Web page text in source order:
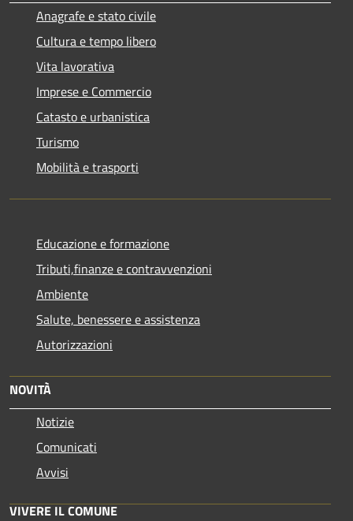
Anagrafe e stato civile
Cultura e tempo libero
Vita lavorativa
Imprese e Commercio
Catasto e urbanistica
Turismo
Mobilità e trasporti
Educazione e formazione
Tributi,finanze e contravvenzioni
Ambiente
Salute, benessere e assistenza
Autorizzazioni
NOVITÀ
Notizie
Comunicati
Avvisi
VIVERE IL COMUNE